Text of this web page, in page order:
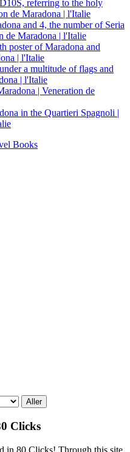
Clicks
in 80 Clicks! Through this site,